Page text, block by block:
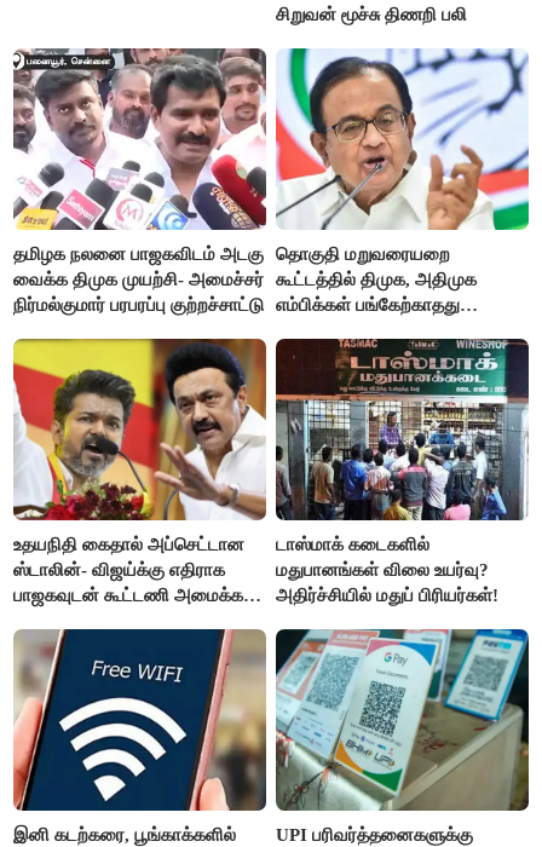
சிறுவன் மூச்சு திணறி பலி
தமிழக நலனை பாஜகவிடம் அடகு
வைக்க திமுக முயற்சி- அமைச்சர்
நிர்மல்குமார் பரபரப்பு குற்றச்சாட்டு
தொகுதி மறுவரையறை
கூட்டத்தில் திமுக, அதிமுக
எம்பிக்கள் பங்கேற்காதது
உதயநிதி கைதால் அப்செட்டான
ஸ்டாலின்- விஜய்க்கு எதிராக
பாஜகவுடன் கூட்டணி அமைக்க
டாஸ்மாக் கடைகளில்
மதுபானங்கள் விலை உயர்வு?
அதிர்ச்சியில் மதுப் பிரியர்கள்!
இனி கடற்கரை, பூங்காக்களில் UPI பரிவர்த்தனைகளுக்கு